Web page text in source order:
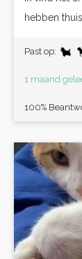
hebben
Past op:
1 maand
100%